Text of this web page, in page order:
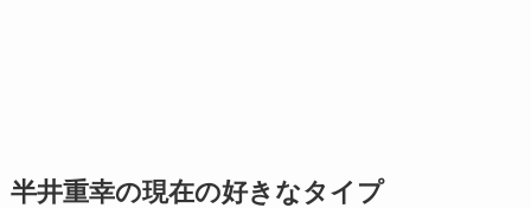
半井重幸の現在の好きなタイプ